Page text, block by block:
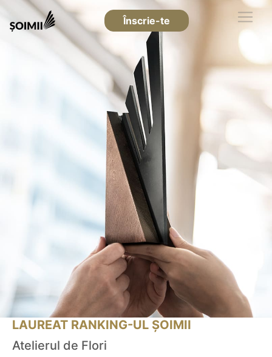
Înscrie-te
LAUREAT RANKING-UL ȘOIMII
Atelierul de Flori